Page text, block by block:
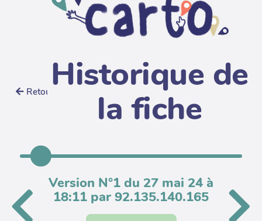
Retour Historique de
la fiche
Version N°1 du 27 mai 24 à
18:11 par 92.135.140.165